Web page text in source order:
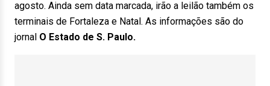
agosto. Ainda sem data marcada, irão a leilão também os
terminais de Fortaleza e Natal. As informações são do
jornal O Estado de S. Paulo.